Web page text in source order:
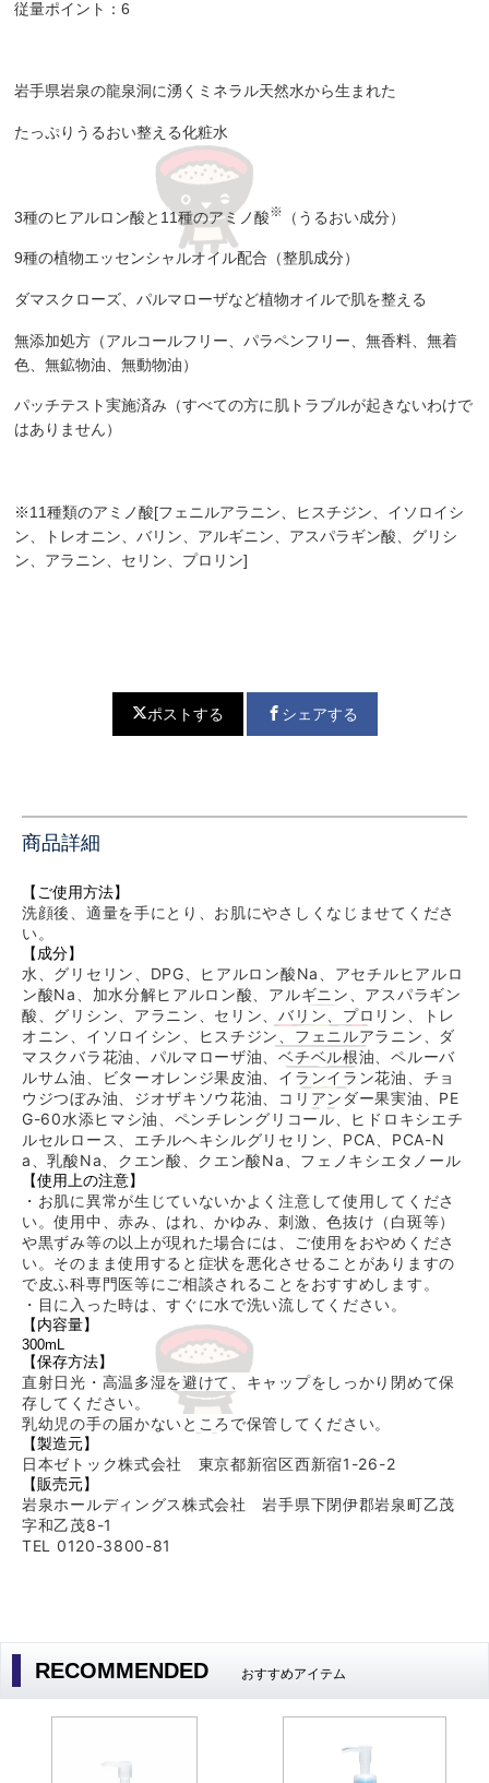
従量ポイント：6
岩手県岩泉の龍泉洞に湧くミネラル天然水から生まれた
たっぷりうるおい整える化粧水
3種のヒアルロン酸と11種のアミノ酸※ （うるおい成分）
9種の植物エッセンシャルオイル配合（整肌成分）
ダマスクローズ、パルマローザなど植物オイルで肌を整える
無添加処方（アルコールフリー、パラペンフリー、無香料、無着
色、無鉱物油、無動物油）
パッチテスト実施済み（すべての方に肌トラブルが起きないわけで
はありません）
※11種類のアミノ酸[フェニルアラニン、ヒスチジン、イソロイシ
ン、トレオニン、バリン、アルギニン、アスパラギン酸、グリシ
ン、アラニン、セリン、プロリン]
ポストする シェアする
商品詳細
【ご使用方法】
洗顔後、適量を手にとり、お肌にやさしくなじませてくださ
い。
【成分】
水、グリセリン、DPG、ヒアルロン酸Na、アセチルヒアルロ
ン酸Na、加水分解ヒアルロン酸、アルギニン、アスパラギン
酸、グリシン、アラニン、セリン、バリン、プロリン、トレ
オニン、イソロイシン、ヒスチジン、フェニルアラニン、ダ
マスクバラ花油、パルマローザ油、ベチベル根油、ペルーバ
ルサム油、ビターオレンジ果皮油、イランイラン花油、チョ
ウジつぼみ油、ジオザキソウ花油、コリアンダー果実油、PE
G-60水添ヒマシ油、ペンチレングリコール、ヒドロキシエチ
ルセルロース、エチルヘキシルグリセリン、PCA、PCA-N
a、乳酸Na、クエン酸、クエン酸Na、フェノキシエタノール
【使用上の注意】
・お肌に異常が生じていないかよく注意して使用してくださ
い。使用中、赤み、はれ、かゆみ、刺激、色抜け（白斑等）
や黒ずみ等の以上が現れた場合には、ご使用をおやめくださ
い。そのまま使用すると症状を悪化させることがありますの
で皮ふ科専門医等にご相談されることをおすすめします。
・目に入った時は、すぐに水で洗い流してください。
【内容量】
300mL
【保存方法】
直射日光・高温多湿を避けて、キャップをしっかり閉めて保
存してください。
乳幼児の手の届かないところで保管してください。
【製造元】
日本ゼトック株式会社 東京都新宿区西新宿1-26-2
【販売元】
岩泉ホールディングス株式会社 岩手県下閉伊郡岩泉町乙茂
字和乙茂8-1
TEL 0120-3800-81
RECOMMENDED おすすめアイテム